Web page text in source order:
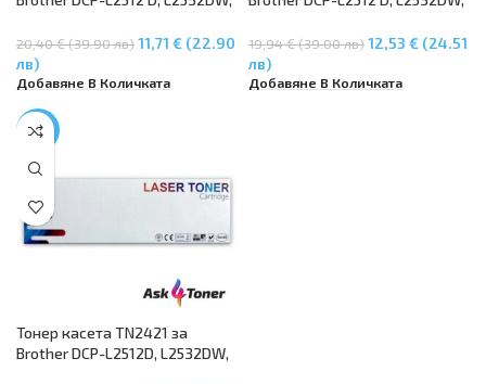
L2372DN, MFC L2712DN, MFC
L2712DW, MFC L2732DW
20,40 € (39.90 лв)11,71 € (22.90
лв)
Добавяне В Количката
L2372DN, MFC L2712DN, MFC
L2712DW, MFC L2732DW –
PREMIUM QUALITY
19,94 € (39.00 лв)12,53 € (24.51
лв)
Добавяне В Количката
-41%
Тонер касета TN2421 за
Brother DCP-L2512D, L2532DW,